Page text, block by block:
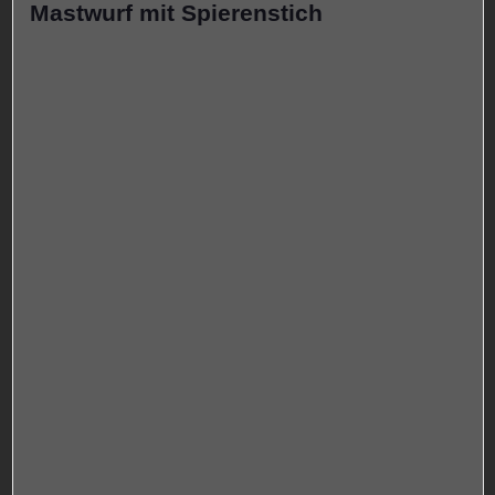
Mastwurf mit Spierenstich